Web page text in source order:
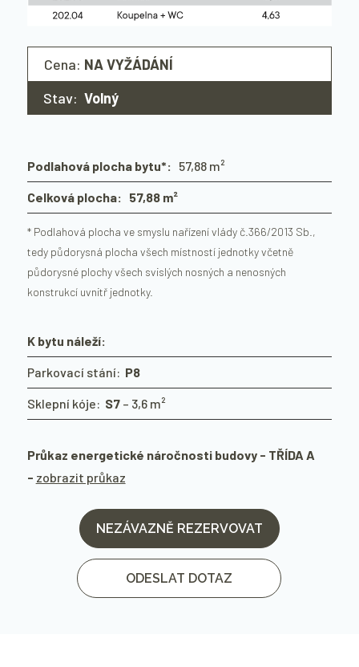
Cena: NA VYŽÁDÁNÍ
Stav: Volný
Podlahová plocha bytu*: 57,88 m²
Celková plocha: 57,88 m²
* Podlahová plocha ve smyslu nařízení vlády č.366/2013 Sb.,
tedy půdorysná plocha všech místností jednotky včetně
půdorysné plochy všech svislých nosných a nenosných
konstrukcí uvnitř jednotky.
K bytu náleží:
Parkovací stání: P8
Sklepní kóje: S7 – 3,6 m²
Průkaz energetické náročnosti budovy - TŘÍDA A
- zobrazit průkaz
NEZÁVAZNĚ REZERVOVAT
ODESLAT DOTAZ